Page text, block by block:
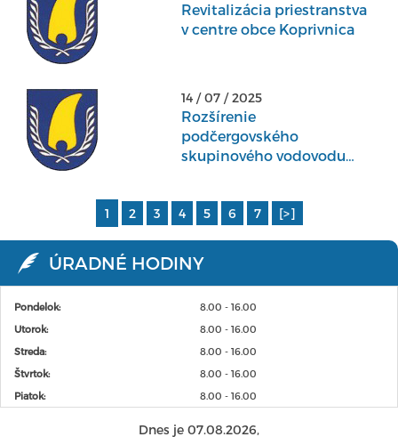
Revitalizácia priestranstva
v centre obce Koprivnica
14 / 07 / 2025
Rozšírenie
podčergovského
skupinového vodovodu
1 2 3 4 5 6 7 [>]
ÚRADNÉ HODINY
Pondelok:
8.00 - 16.00
Utorok:
8.00 - 16.00
Streda:
8.00 - 16.00
Štvrtok:
8.00 - 16.00
Piatok:
8.00 - 16.00
Dnes je 07.08.2026,